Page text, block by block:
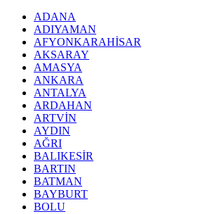
ADANA
ADIYAMAN
AFYONKARAHİSAR
AKSARAY
AMASYA
ANKARA
ANTALYA
ARDAHAN
ARTVİN
AYDIN
AĞRI
BALIKESİR
BARTIN
BATMAN
BAYBURT
BOLU